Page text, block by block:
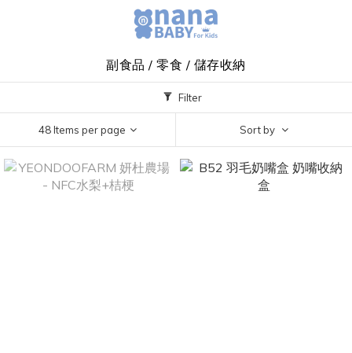
副食品 / 零食 / 儲存收納
Filter
48 Items per page Sort by